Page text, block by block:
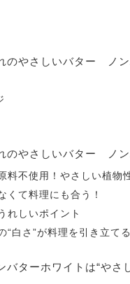
のやさしいバター ノ
のやさしいバター ノ
料不使用！やさしい植物
くて料理にも合う！
れしいポイント
“白さ”が料理を引き立てる
バターホワイトは“やさ